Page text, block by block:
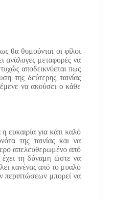
θα θυμούνται οι φίλοι
ανάλογες μεταφορές να
αποδεικνύεται πως
της δεύτερης ταινίας
να ακούσει ο κάθε
ευκαιρία για κάτι καλό
της ταινίας και να
απελευθερωμένο από
έχει τη δύναμη ώστε να
κανένας από το μυαλό
περιπτώσεων μπορεί να